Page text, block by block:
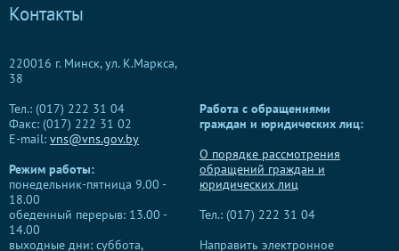
Контакты
220016 г. Минск, ул. К.Маркса,
38
Тел.: (017) 222 31 04
Факс: (017) 222 31 02
E-mail: vns@vns.gov.by
Режим работы:
понедельник-пятница 9.00 -
18.00
обеденный перерыв: 13.00 -
14.00
выходные дни: суббота,
Работа с обращениями
граждан и юридических лиц:
О порядке рассмотрения
обращений граждан и
юридических лиц
Тел.: (017) 222 31 04
Направить электронное